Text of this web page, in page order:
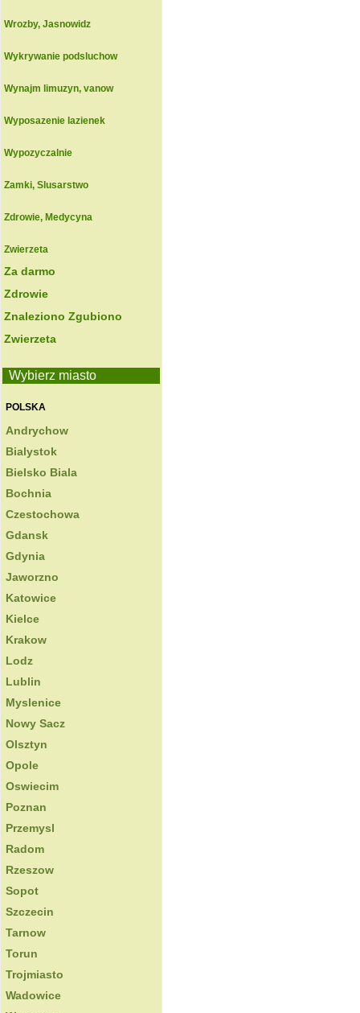
Wrozby, Jasnowidz
Wykrywanie podsluchow
Wynajm limuzyn, vanow
Wyposazenie lazienek
Wypozyczalnie
Zamki, Slusarstwo
Zdrowie, Medycyna
Zwierzeta
Za darmo
Zdrowie
Znaleziono Zgubiono
Zwierzeta
Wybierz miasto
POLSKA
Andrychow
Bialystok
Bielsko Biala
Bochnia
Czestochowa
Gdansk
Gdynia
Jaworzno
Katowice
Kielce
Krakow
Lodz
Lublin
Myslenice
Nowy Sacz
Olsztyn
Opole
Oswiecim
Poznan
Przemysl
Radom
Rzeszow
Sopot
Szczecin
Tarnow
Torun
Trojmiasto
Wadowice